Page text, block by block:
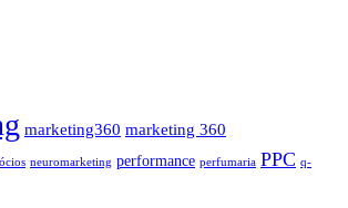
marketing360 marketing 360
neuromarketing performance perfumaria PPC q-